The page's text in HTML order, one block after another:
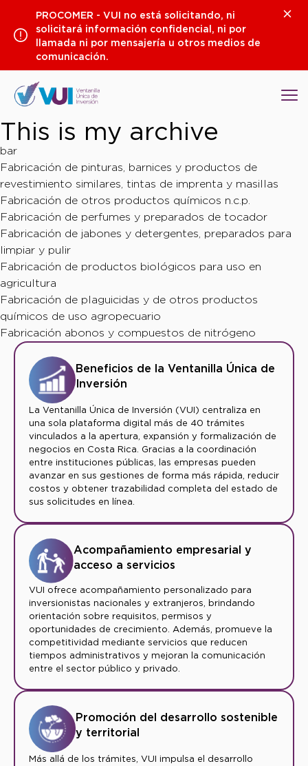
contenido
PROCOMER - VUI no está solicitando, ni
solicitará información confidencial, ni por
llamada ni por mensajería u otros medios de
comunicación.
This is my archive
bar
Fabricación de pinturas, barnices y productos de
revestimiento similares, tintas de imprenta y masillas
Fabricación de otros productos químicos n.c.p.
Fabricación de perfumes y preparados de tocador
Fabricación de jabones y detergentes, preparados para
limpiar y pulir
Fabricación de productos biológicos para uso en
agricultura
Fabricación de plaguicidas y de otros productos
químicos de uso agropecuario
Fabricación abonos y compuestos de nitrógeno
Beneficios de la Ventanilla Única de
Inversión
La Ventanilla Única de Inversión (VUI) centraliza en
una sola plataforma digital más de 40 trámites
vinculados a la apertura, expansión y formalización de
negocios en Costa Rica. Gracias a la coordinación
entre instituciones públicas, las empresas pueden
avanzar en sus gestiones de forma más rápida, reducir
costos y obtener trazabilidad completa del estado de
sus solicitudes en línea.
Acompañamiento empresarial y
acceso a servicios
VUI ofrece acompañamiento personalizado para
inversionistas nacionales y extranjeros, brindando
orientación sobre requisitos, permisos y
oportunidades de crecimiento. Además, promueve la
competitividad mediante servicios que reducen
tiempos administrativos y mejoran la comunicación
entre el sector público y privado.
Promoción del desarrollo sostenible
y territorial
Más allá de los trámites, VUI impulsa el desarrollo